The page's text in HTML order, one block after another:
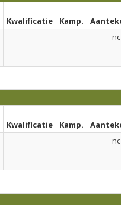
Kwalificatie Kamp.
nc
Kwalificatie Kamp.
nc